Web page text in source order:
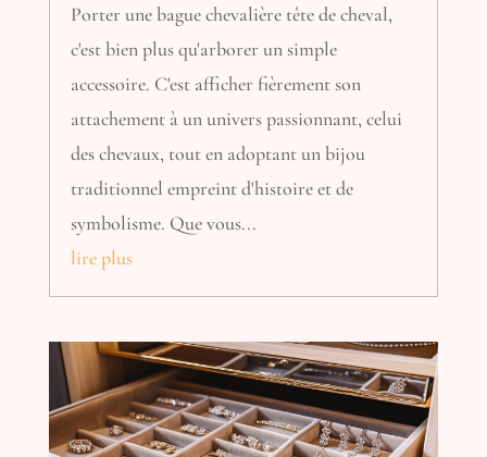
Porter une bague chevalière tête de cheval,
c'est bien plus qu'arborer un simple
accessoire. C'est afficher fièrement son
attachement à un univers passionnant, celui
des chevaux, tout en adoptant un bijou
traditionnel empreint d'histoire et de
symbolisme. Que vous...
lire plus